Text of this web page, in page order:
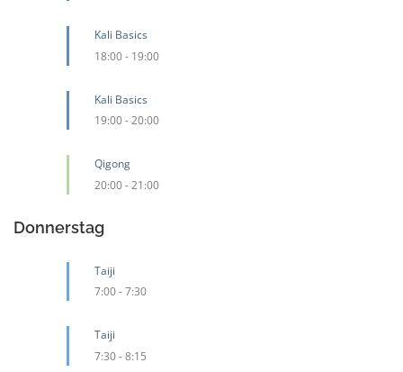
Kali Basics
18:00- 19:00
Kali Basics
19:00-20:00
Qigong
20:00-21:00
Donnerstag
Taiji
7:00-7:30
Taiji
7:30-8:15